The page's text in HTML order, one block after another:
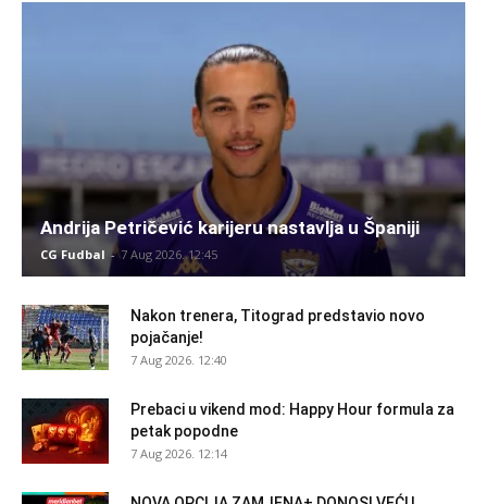
Andrija Petričević karijeru nastavlja u Španiji
CG Fudbal - 7 Aug 2026. 12:45
Nakon trenera, Titograd predstavio novo
pojačanje!
7 Aug 2026. 12:40
Prebaci u vikend mod: Happy Hour formula za
petak popodne
7 Aug 2026. 12:14